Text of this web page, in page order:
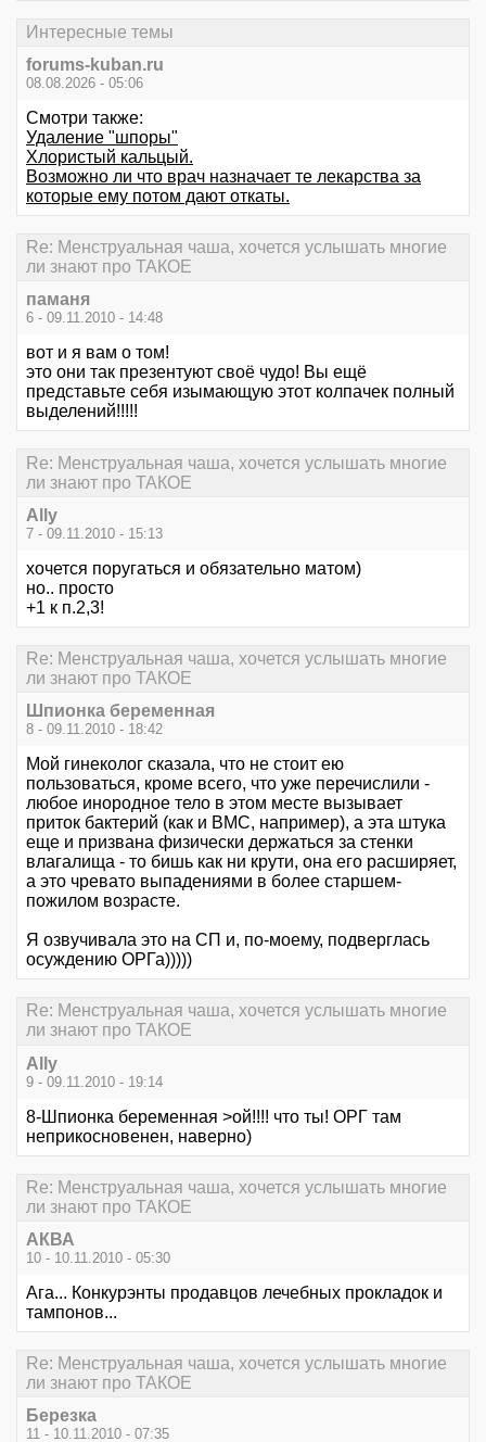
Интересные темы
forums-kuban.ru
08.08.2026 - 05:06
Смотри также:
Удаление "шпоры"
Хлористый кальцый.
Возможно ли что врач назначает те лекарства за
которые ему потом дают откаты.
Re: Менструальная чаша, хочется услышать многие
ли знают про ТАКОЕ
паманя
6 - 09.11.2010 - 14:48
вот и я вам о том!
это они так презентуют своё чудо! Вы ещё
представьте себя изымающую этот колпачек полный
выделений!!!!!
Re: Менструальная чаша, хочется услышать многие
ли знают про ТАКОЕ
Ally
7 - 09.11.2010 - 15:13
хочется поругаться и обязательно матом)
но.. просто
+1 к п.2,3!
Re: Менструальная чаша, хочется услышать многие
ли знают про ТАКОЕ
Шпионка беременная
8 - 09.11.2010 - 18:42
Мой гинеколог сказала, что не стоит ею
пользоваться, кроме всего, что уже перечислили -
любое инородное тело в этом месте вызывает
приток бактерий (как и ВМС, например), а эта штука
еще и призвана физически держаться за стенки
влагалища - то бишь как ни крути, она его расширяет,
а это чревато выпадениями в более старшем-
пожилом возрасте.
Я озвучивала это на СП и, по-моему, подверглась
осуждению ОРГа)))))
Re: Менструальная чаша, хочется услышать многие
ли знают про ТАКОЕ
Ally
9 - 09.11.2010 - 19:14
8-Шпионка беременная >ой!!!! что ты! ОРГ там
неприкосновенен, наверно)
Re: Менструальная чаша, хочется услышать многие
ли знают про ТАКОЕ
АКВА
10 - 10.11.2010 - 05:30
Ага... Конкурэнты продавцов лечебных прокладок и
тампонов...
Re: Менструальная чаша, хочется услышать многие
ли знают про ТАКОЕ
Березка
11 - 10.11.2010 - 07:35